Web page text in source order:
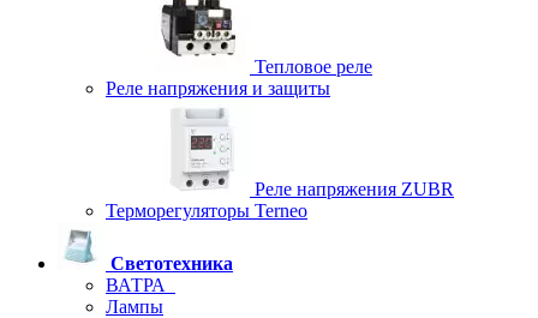
Тепловое реле
Реле напряжения и защиты
Реле напряжения ZUBR
Терморегуляторы Terneo
Светотехника
ВАТРА
Лампы